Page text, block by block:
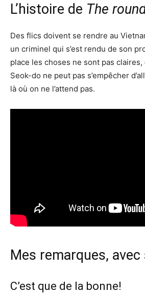
L’histoire de The
Des flics doivent se rendre au
un criminel qui s’est rendu de son
place les choses ne sont pas claires,
Seok-do ne peut pas s’empêcher
là où on ne l’attend pas.
Mes remarques,
C’est que de la bonne!